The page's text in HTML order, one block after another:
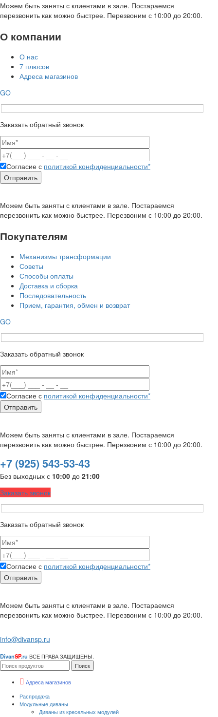
Можем быть заняты с клиентами в зале. Постараемся
перезвонить как можно быстрее. Перезвоним с 10:00 до 20:00.
О компании
О нас
7 плюсов
Адреса магазинов
GO
Заказать обратный звонок
Согласие с политикой конфиденциальности*
Можем быть заняты с клиентами в зале. Постараемся
перезвонить как можно быстрее. Перезвоним с 10:00 до 20:00.
Покупателям
Механизмы трансформации
Советы
Способы оплаты
Доставка и сборка
Последовательность
Прием, гарантия, обмен и возврат
GO
Заказать обратный звонок
Согласие с политикой конфиденциальности*
Можем быть заняты с клиентами в зале. Постараемся
перезвонить как можно быстрее. Перезвоним с 10:00 до 20:00.
+7 (925) 543-53-43
Без выходных с 10:00 до 21:00
Заказать звонок
Заказать обратный звонок
Согласие с политикой конфиденциальности*
Можем быть заняты с клиентами в зале. Постараемся
перезвонить как можно быстрее. Перезвоним с 10:00 до 20:00.
info@divansp.ru
DivanSP.ru ВСЕ ПРАВА ЗАЩИЩЕНЫ.
Поиск
Адреса магазинов
Распродажа
Модульные диваны
Диваны из кресельных модулей